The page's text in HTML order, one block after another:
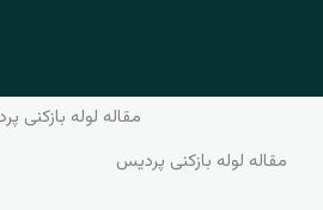
مقاله لوله بازکنی
مقاله لوله بازکنی پردیس